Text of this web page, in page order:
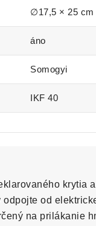
∅17,5 × 25 cm
áno
Somogyi
IKF 40
krytia
od
na prilákanie